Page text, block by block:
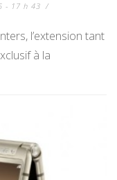
- 17 h 43 /
l’extension tant
à la